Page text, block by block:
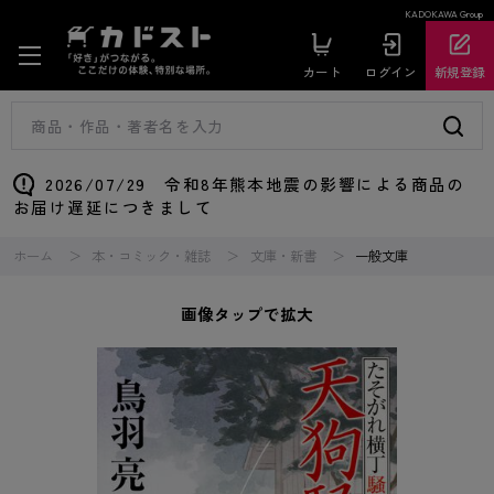
KADOKAWA Group
カート ログイン 新規登録
2026/07/29 令和8年熊本地震の影響による商品の
お届け遅延につきまして
ホーム 本・コミック・雑誌 文庫・新書 一般文庫
画像タップで拡大